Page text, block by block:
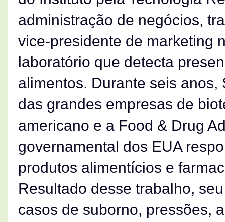
administração de negócios,
vice-presidente de marketing
laboratório que detecta
alimentos. Durante seis
das grandes empresas de
americano e a Food & Drug
governamental dos EUA
produtos alimentícios e
Resultado desse trabalho,
casos de suborno, pressões,